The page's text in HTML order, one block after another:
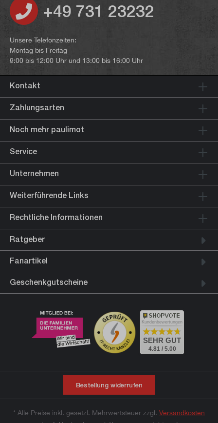
+49 731 23232
Unsere Telefonzeiten:
Montag bis Freitag
9:00 bis 12:00 Uhr und 13:00 bis 16:00 Uhr
Kontakt
Zahlungsarten
Noch mehr paulimot
Service
Unternehmen
Weiterführende Links
Rechtliche Informationen
Ratgeber
Fanartikel
Geschenkgutscheine
Kundenbewertungen
SEHR GUT
4.81 / 5.00
Bestellung widerrufen
* Alle Preise inkl. gesetzl. Mehrwertsteuer zzgl. Versandkosten